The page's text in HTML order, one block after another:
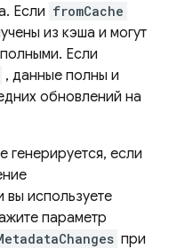
Если fromCache
из кэша и могут
Если
, данные полны и
обновлений на
генерируется, если
вы используете
параметр
при